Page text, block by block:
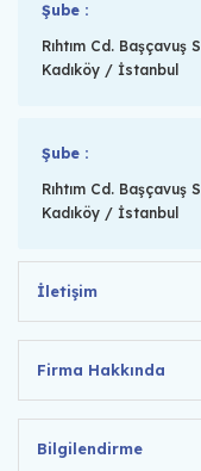
Şube :
Rıhtım Cd. Başçavuş
Kadıköy / İstanbul
Şube :
Rıhtım Cd. Başçavuş
Kadıköy / İstanbul
İletişim
Firma Hakkında
Bilgilendirme